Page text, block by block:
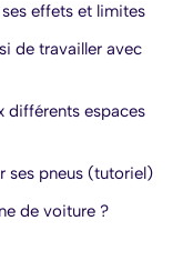
effets et limites
de travailler avec
différents espaces
ses pneus (tutoriel)
de voiture ?